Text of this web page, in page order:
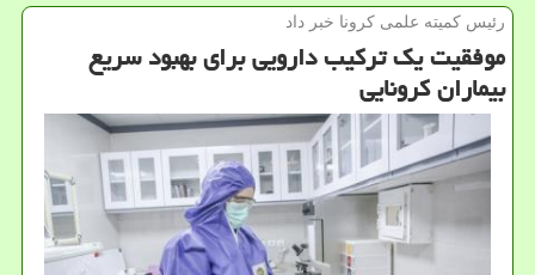
رئیس كمیته علمی كرونا خبر داد
موفقیت یك تركیب دارویی برای بهبود سریع
بیماران كرونایی